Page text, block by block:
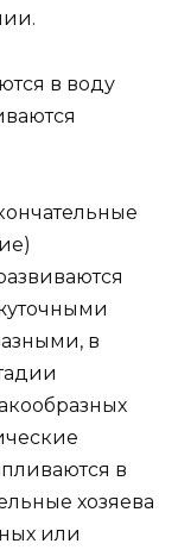
в воду
в
в
хозяева
или